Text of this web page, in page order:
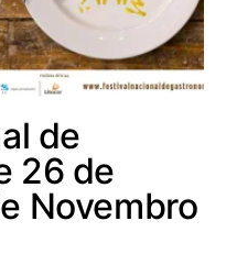
de
26 de
Novembro